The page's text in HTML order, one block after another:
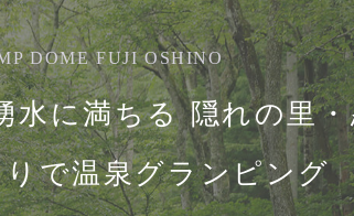
DOME FUJI OSHINO
水に満ちる隠れの里・
で温泉グランピング